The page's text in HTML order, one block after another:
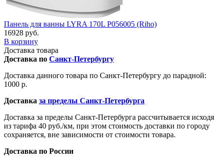
Панель для ванны LYRA 170L P056005 (Riho)
16928 руб.
В корзину
Доставка товара
Доставка по Санкт-Петербургу
Доставка данного товара по Санкт-Петербургу до парадной:
1000 р.
Доставка за пределы Санкт-Петербурга
Доставка за пределы Санкт-Петербурга рассчитывается исходя
из тарифа 40 руб./км, при этом стоимость доставки по городу
сохраняется, вне зависимости от стоимости товара.
Доставка по России